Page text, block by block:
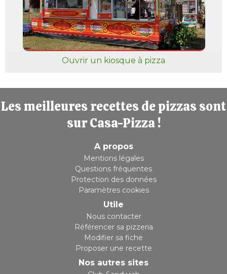
Ouvrir un kiosque à pizza
Les meilleures recettes de pizzas sont
sur Casa-Pizza !
A propos
Mentions légales
Questions fréquentes
Protection des données
Paramètres cookies
Utile
Nous contacter
Référencer sa pizzeria
Modifier sa fiche
Proposer une recette
Nos autres sites